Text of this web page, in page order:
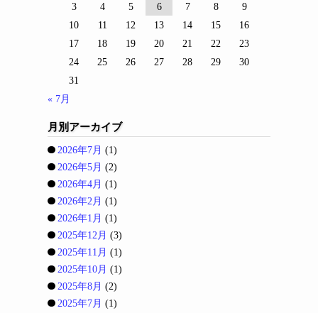
3
4 5 6 7 8
9
10
11 12 13 14 15
16
17
18 19 20 21 22
23
24
25 26 27 28 29
30
31
« 7月
月別アーカイブ
2026年7月 (1)
2026年5月 (2)
2026年4月 (1)
2026年2月 (1)
2026年1月 (1)
2025年12月 (3)
2025年11月 (1)
2025年10月 (1)
2025年8月 (2)
2025年7月 (1)